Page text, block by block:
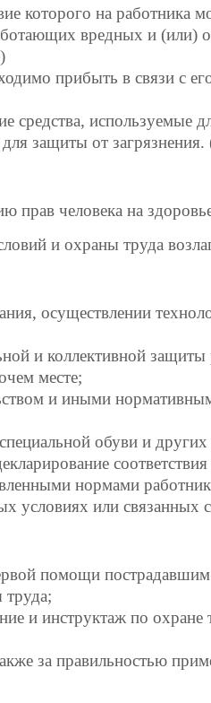
которого на работника
вредных и
прибыть в связи с
средства, используемые
защиты от
человека на
и охраны труда
осуществлении
и коллективной защиты
месте;
и иными
обуви и
соответствия
нормами
условиях или связанных
помощи пострадавшим
труда;
и инструктаж по охране
за правильностью